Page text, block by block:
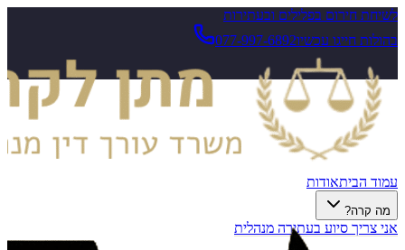
לשיחת חירום בפלילים ובעתירות
בהולות חייגו עכשיו077-997-6892
עמוד הביתאודות
מה קרה?
אני צריך סיוע בעתירה מנהלית